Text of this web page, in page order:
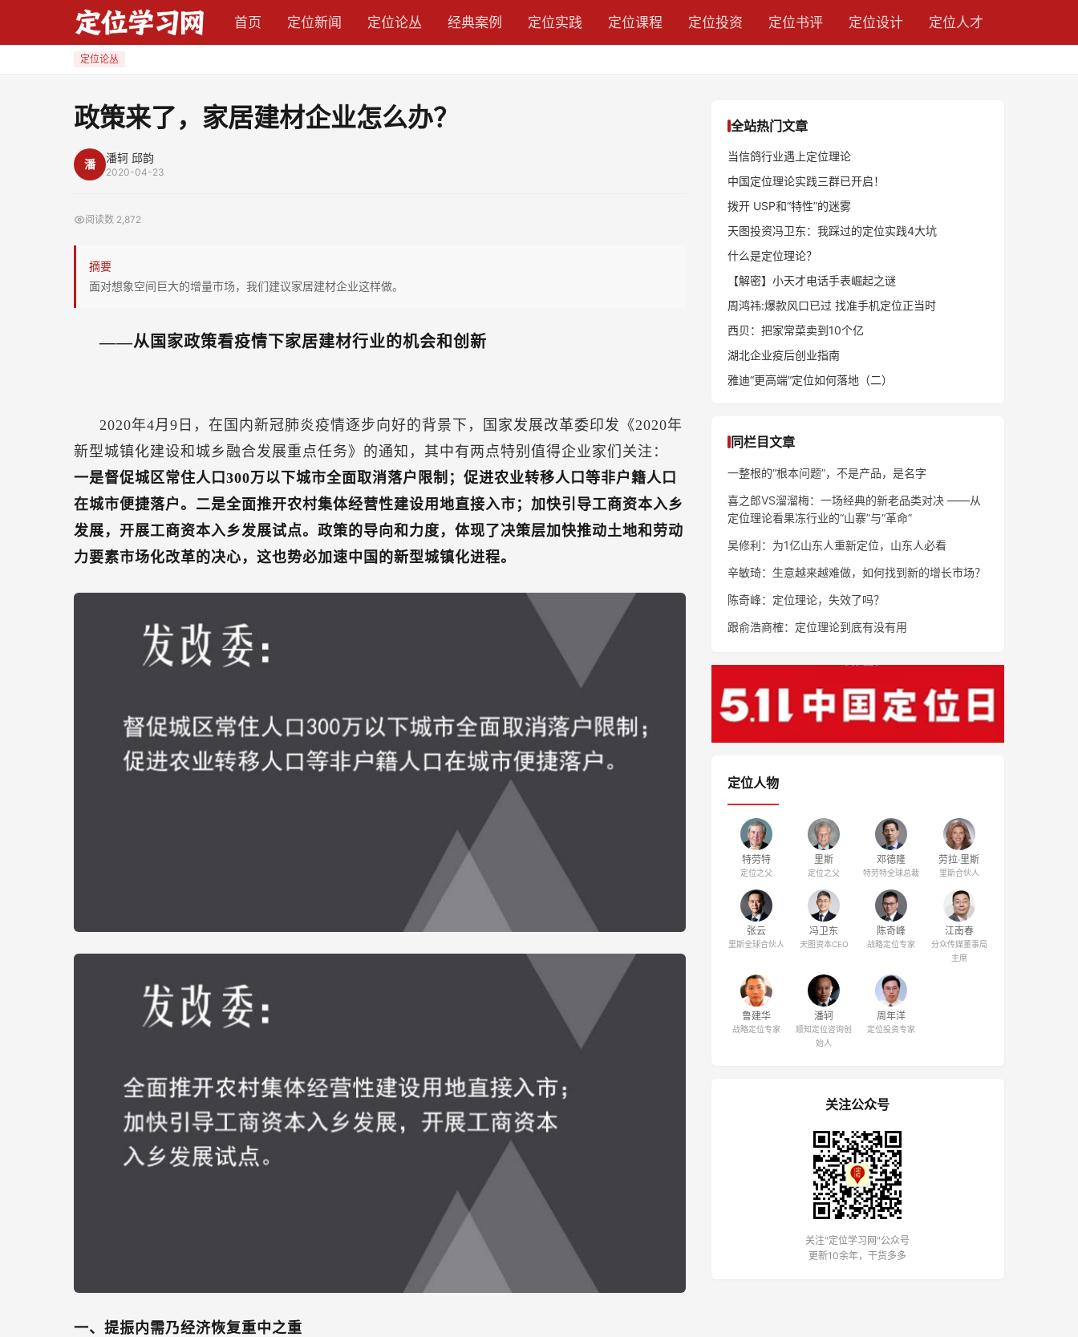
首页 定位新闻 定位论丛 经典案例 定位实践 定位课程 定位投资 定位书评 定位设计 定位人才
定位论丛
政策来了，家居建材企业怎么办？
潘 潘轲 邱韵
2020-04-23
阅读数 2,872
摘要
面对想象空间巨大的增量市场，我们建议家居建材企业这样做。
——从国家政策看疫情下家居建材行业的机会和创新
2020年4月9日，在国内新冠肺炎疫情逐步向好的背景下，国家发展改革委印发《2020年
新型城镇化建设和城乡融合发展重点任务》的通知，其中有两点特别值得企业家们关注：
一是督促城区常住人口300万以下城市全面取消落户限制；促进农业转移人口等非户籍人口
在城市便捷落户。二是全面推开农村集体经营性建设用地直接入市；加快引导工商资本入乡
发展，开展工商资本入乡发展试点。政策的导向和力度，体现了决策层加快推动土地和劳动
力要素市场化改革的决心，这也势必加速中国的新型城镇化进程。
一、提振内需乃经济恢复重中之重
全站热门文章
当信鸽行业遇上定位理论
中国定位理论实践三群已开启！
拨开 USP和“特性”的迷雾
天图投资冯卫东：我踩过的定位实践4大坑
什么是定位理论？
【解密】小天才电话手表崛起之谜
周鸿祎:爆款风口已过 找准手机定位正当时
西贝：把家常菜卖到10个亿
湖北企业疫后创业指南
雅迪“更高端”定位如何落地（二）
同栏目文章
一整根的“根本问题”，不是产品，是名字
喜之郎VS溜溜梅：一场经典的新老品类对决 ——从
定位理论看果冻行业的“山寨”与“革命”
吴修利：为1亿山东人重新定位，山东人必看
辛敏琦：生意越来越难做，如何找到新的增长市场？
陈奇峰：定位理论，失效了吗？
跟俞浩商榷：定位理论到底有没有用
定位人物
特劳特
定位之父
里斯
定位之父
邓德隆
特劳特全球总裁
劳拉·里斯
里斯合伙人
张云
里斯全球合伙人
冯卫东
天图资本CEO
陈奇峰
战略定位专家
江南春
分众传媒董事局
主席
鲁建华
战略定位专家
潘轲
顺知定位咨询创
始人
周年洋
定位投资专家
关注公众号
关注"定位学习网"公众号
更新10余年，干货多多